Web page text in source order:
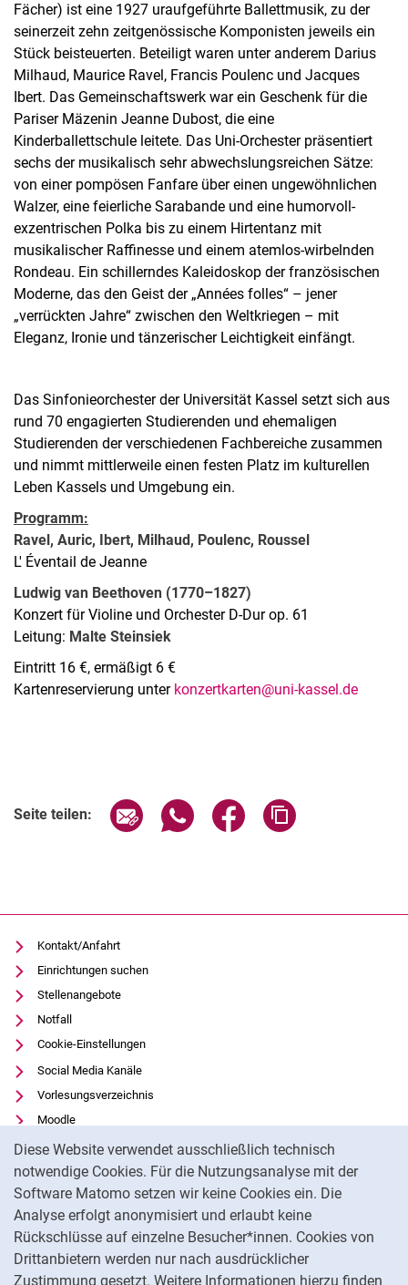
Diese Website verwendet ausschließlich technisch
notwendige Cookies. Für die Nutzungsanalyse mit der
Software Matomo setzen wir keine Cookies ein. Die
Analyse erfolgt anonymisiert und erlaubt keine
Rückschlüsse auf einzelne Besucher*innen. Cookies von
Drittanbietern werden nur nach ausdrücklicher
Zustimmung gesetzt. Weitere Informationen hierzu finden
Fächer) ist eine 1927 uraufgeführte Ballettmusik, zu der
seinerzeit zehn zeitgenössische Komponisten jeweils ein
Stück beisteuerten. Beteiligt waren unter anderem Darius
Milhaud, Maurice Ravel, Francis Poulenc und Jacques
Ibert. Das Gemeinschaftswerk war ein Geschenk für die
Pariser Mäzenin Jeanne Dubost, die eine
Kinderballettschule leitete. Das Uni-Orchester präsentiert
sechs der musikalisch sehr abwechslungsreichen Sätze:
von einer pompösen Fanfare über einen ungewöhnlichen
Walzer, eine feierliche Sarabande und eine humorvoll-
exzentrischen Polka bis zu einem Hirtentanz mit
musikalischer Raffinesse und einem atemlos-wirbelnden
Rondeau. Ein schillerndes Kaleidoskop der französischen
Moderne, das den Geist der „Années folles“ – jener
„verrückten Jahre“ zwischen den Weltkriegen – mit
Eleganz, Ironie und tänzerischer Leichtigkeit einfängt.
Das Sinfonieorchester der Universität Kassel setzt sich aus
rund 70 engagierten Studierenden und ehemaligen
Studierenden der verschiedenen Fachbereiche zusammen
und nimmt mittlerweile einen festen Platz im kulturellen
Leben Kassels und Umgebung ein.
Programm:
Ravel, Auric, Ibert, Milhaud, Poulenc, Roussel
L' Éventail de Jeanne
Ludwig van Beethoven (1770–1827)
Konzert für Violine und Orchester D-Dur op. 61
Leitung: Malte Steinsiek
Eintritt 16 €, ermäßigt 6 €
Kartenreservierung unter konzertkarten@uni-kassel.de
Seite teilen: Seite über E-Mail teilen
Seite über WhatsApp teilen
Seite über Facebook
Kontakt/Anfahrt
Einrichtungen suchen
Stellenangebote
Notfall
Cookie-Einstellungen
Social Media Kanäle
Vorlesungsverzeichnis
Moodle
Panopto
Universitätsbibliothek
Datenschutz
Barrierefreiheit
Transparenter KI-Einsatz